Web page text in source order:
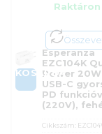
Raktáron
KOSÁRBA
Esperanza
EZC104K
Power
USB-C
PD
(220V),
Cikkszám: